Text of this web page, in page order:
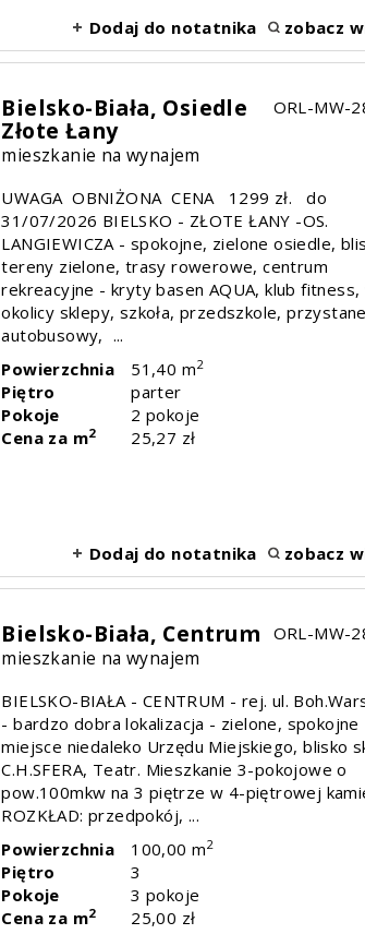
Dodaj do notatnika zobacz
Bielsko-Biała, Osiedle
Złote Łany
mieszkanie na wynajem
ORL-MW-
UWAGA OBNIŻONA CENA 1299 zł. do
31/07/2026 BIELSKO - ZŁOTE ŁANY -OS.
LANGIEWICZA - spokojne, zielone osiedle,
tereny zielone, trasy rowerowe, centrum
rekreacyjne - kryty basen AQUA, klub fitness,
okolicy sklepy, szkoła, przedszkole,
autobusowy, ...
Powierzchnia
51,40 m2
Piętro
parter
Pokoje
2 pokoje
Cena za m2 25,27 zł
Dodaj do notatnika zobacz
Bielsko-Biała, Centrum
mieszkanie na wynajem
ORL-MW-
BIELSKO-BIAŁA - CENTRUM - rej. ul.
- bardzo dobra lokalizacja - zielone, spokojne
miejsce niedaleko Urzędu Miejskiego, blisko
C.H.SFERA, Teatr. Mieszkanie 3-pokojowe o
pow.100mkw na 3 piętrze w 4-piętrowej
ROZKŁAD: przedpokój, ...
Powierzchnia
100,00 m2
Piętro
3
Pokoje
3 pokoje
Cena za m2 25,00 zł